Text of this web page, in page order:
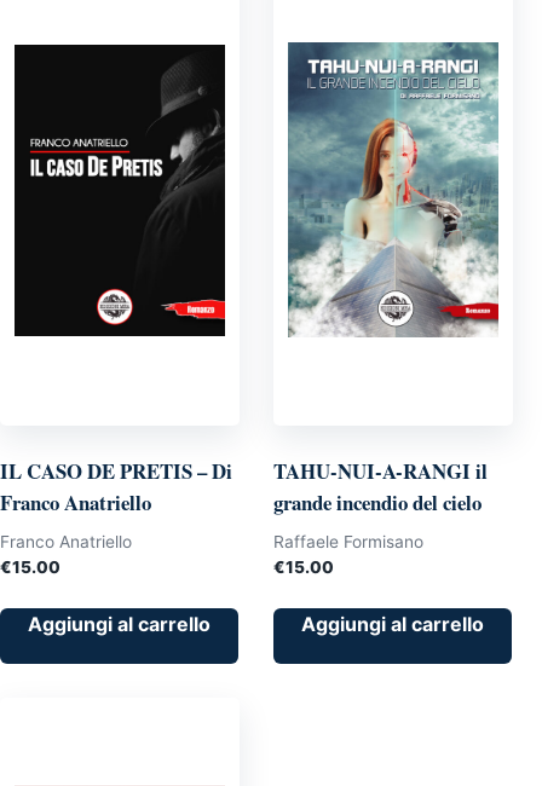
IL CASO DE PRETIS – Di
Franco Anatriello
Franco Anatriello
€15.00
Aggiungi al carrello
TAHU-NUI-A-RANGI il
grande incendio del cielo
Raffaele Formisano
€15.00
Aggiungi al carrello